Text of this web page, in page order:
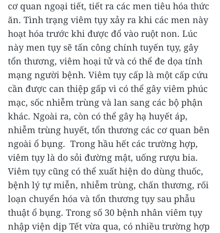
cơ quan ngoại tiết, tiết ra các men tiêu hóa thức
ăn. Tình trạng viêm tụy xảy ra khi các men này
hoạt hóa trước khi được đổ vào ruột non. Lúc
này men tụy sẽ tấn công chính tuyến tụy, gây
tổn thương, viêm hoại tử và có thể đe dọa tính
mạng người bệnh. Viêm tụy cấp là một cấp cứu
cần được can thiệp gấp vì có thể gây viêm phúc
mạc, sốc nhiễm trùng và lan sang các bộ phận
khác. Ngoài ra, còn có thể gây hạ huyết áp,
nhiễm trùng huyết, tổn thương các cơ quan bên
ngoài ổ bụng. Trong hầu hết các trường hợp,
viêm tụy là do sỏi đường mật, uống rượu bia.
Viêm tụy cũng có thể xuất hiện do dùng thuốc,
bệnh lý tự miễn, nhiễm trùng, chấn thương, rối
loạn chuyển hóa và tổn thương tụy sau phẫu
thuật ổ bụng. Trong số 30 bệnh nhân viêm tụy
nhập viện dịp Tết vừa qua, có nhiều trường hợp